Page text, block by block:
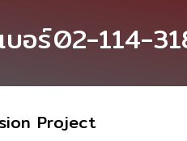
บอร์02-114-
Project